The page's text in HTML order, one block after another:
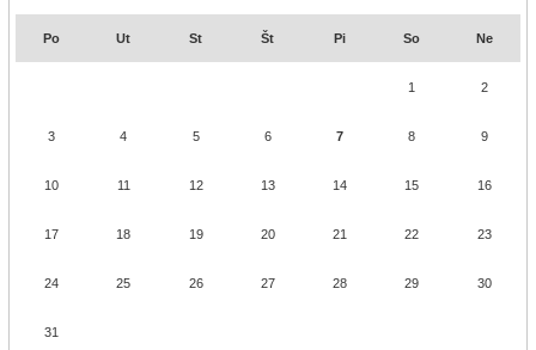
Po Ut St Št Pi So Ne
1 2
3 4 5 6 7 8 9
10 11 12 13 14 15 16
17 18 19 20 21 22 23
24 25 26 27 28 29 30
31